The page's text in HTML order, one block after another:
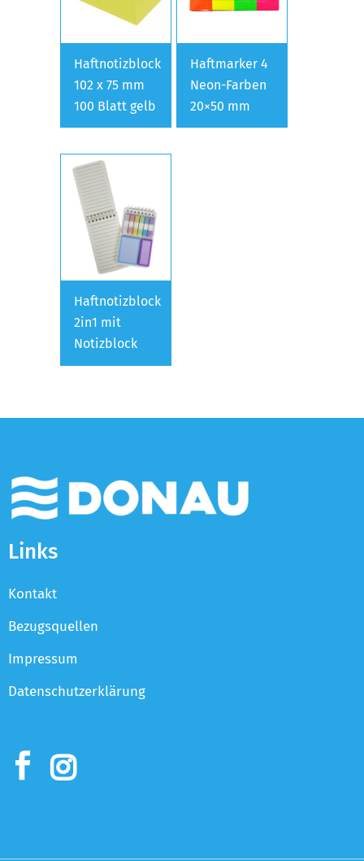
Haftnotizblock
102 x 75 mm
100 Blatt gelb
Haftmarker 4
Neon-Farben
20×50 mm
Haftnotizblock
2in1 mit
Notizblock
Links
Kontakt
Bezugsquellen
Impressum
Datenschutzerklärung